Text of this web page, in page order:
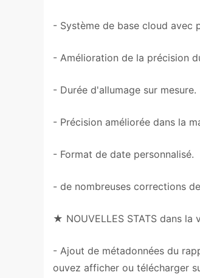
- Système de base cloud avec
- Amélioration de la précision
- Durée d'allumage sur mesure.
- Précision améliorée dans la
- Format de date personnalisé.
- de nombreuses corrections
★ NOUVELLES STATS dans la
- Ajout de métadonnées du
ouvez afficher ou télécharger